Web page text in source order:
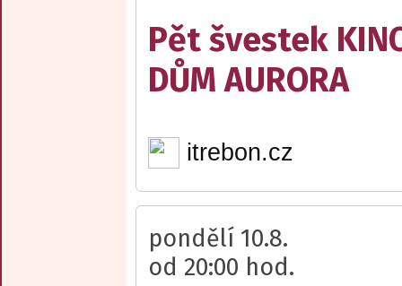
Pět švestek
DŮM AURORA
itrebon.cz
pondělí 10.8.
od 20:00 hod.